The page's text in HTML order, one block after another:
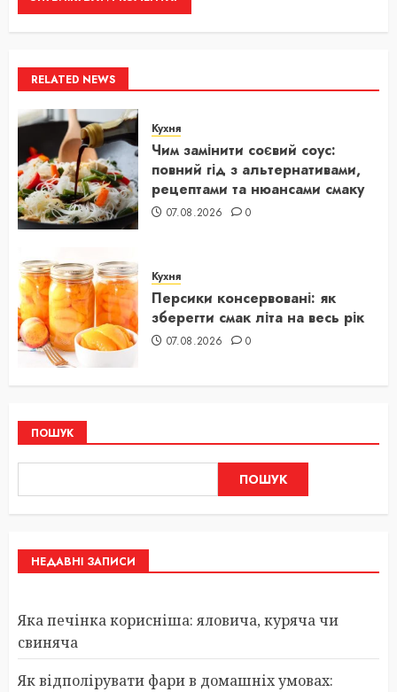
RELATED NEWS
Кухня
Чим замінити соєвий соус:
повний гід з альтернативами,
рецептами та нюансами смаку
07.08.2026 0
Кухня
Персики консервовані: як
зберегти смак літа на весь рік
07.08.2026 0
ПОШУК
ПОШУК
НЕДАВНІ ЗАПИСИ
Яка печінка корисніша: яловича, куряча чи
свиняча
Як відполірувати фари в домашніх умовах: